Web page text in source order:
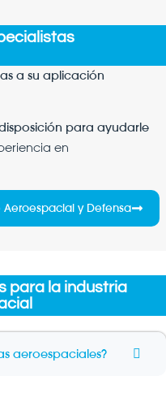
a su aplicación
para ayudarle
en
y Defensa
para la industria
aeroespaciales?